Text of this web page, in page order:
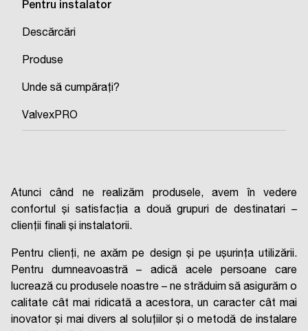
Pentru instalator
Descărcări
Produse
Unde să cumpărați?
ValvexPRO
Atunci când ne realizăm produsele, avem în vedere
confortul și satisfacția a două grupuri de destinatari –
clienții finali și instalatorii.
Pentru clienți, ne axăm pe design și pe ușurința utilizării.
Pentru dumneavoastră – adică acele persoane care
lucrează cu produsele noastre – ne străduim să asigurăm o
calitate cât mai ridicată a acestora, un caracter cât mai
inovator și mai divers al soluțiilor și o metodă de instalare